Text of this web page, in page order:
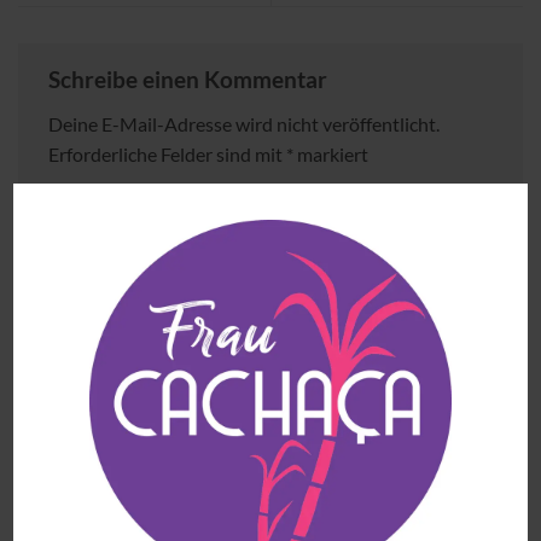
Schreibe einen Kommentar
Deine E-Mail-Adresse wird nicht veröffentlicht.
Erforderliche Felder sind mit * markiert
E-Mail-Adresse